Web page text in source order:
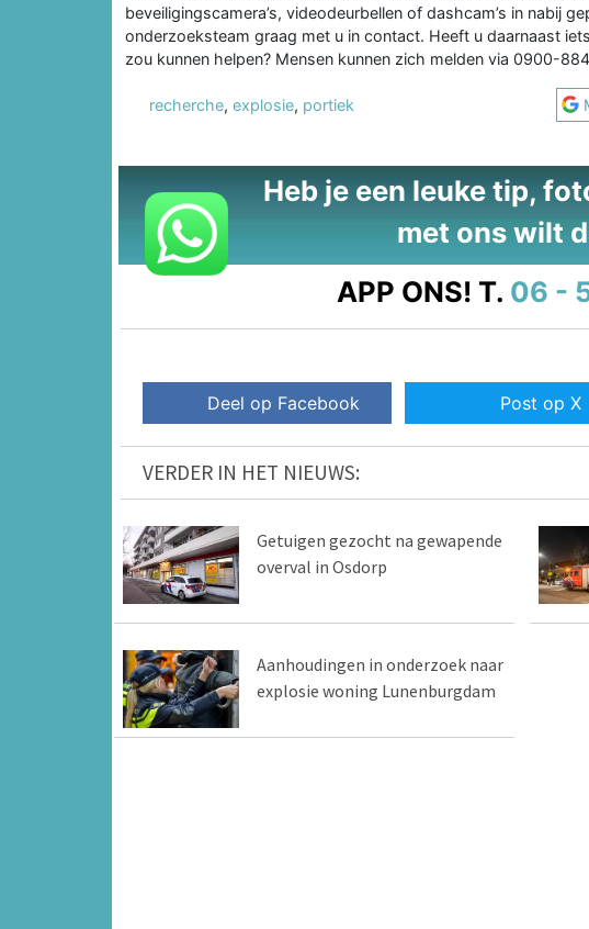
beveiligingscamera’s, videodeurbellen of dashcam’s in nabij
onderzoeksteam graag met u in contact. Heeft u daarnaast
zou kunnen helpen? Mensen kunnen zich melden via 0900-
recherche, explosie, portiek
Heb je een leuke tip,
met ons wilt
APP ONS! T. 06 -
Deel op Facebook Post op X
VERDER IN HET NIEUWS:
Getuigen gezocht na gewapende
overval in Osdorp
Aanhoudingen in onderzoek naar
explosie woning Lunenburgdam